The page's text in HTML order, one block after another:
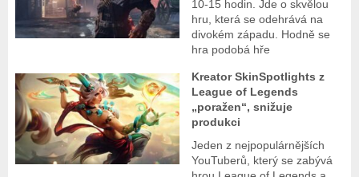
10-15 hodin. Jde o skvělou
hru, která se odehrává na
divokém západu. Hodně se
hra podobá hře
Kreator SkinSpotlights z
League of Legends
„poražen“, snižuje
produkci
Jeden z nejpopulárnějších
YouTuberů, který se zabývá